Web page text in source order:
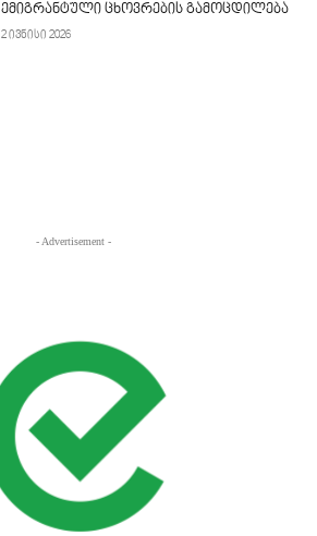
ემიგრანტული ცხოვრების გამოცდილება
2 ივნისი 2026
- Advertisement -